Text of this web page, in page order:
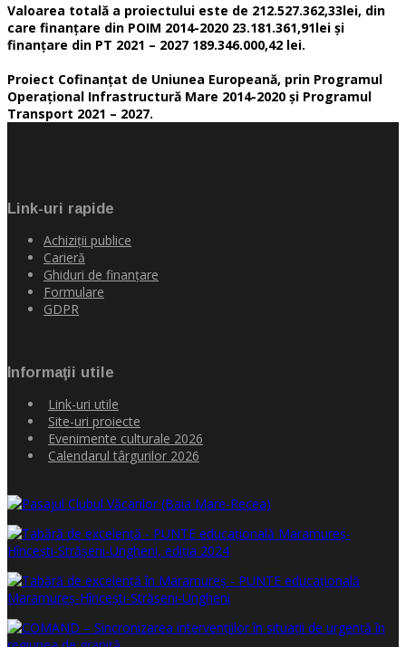
Valoarea totală a proiectului este de 212.527.362,33lei, din
care finanțare din POIM 2014-2020 23.181.361,91lei și
finanțare din PT 2021 – 2027 189.346.000,42 lei.
Proiect Cofinanțat de Uniunea Europeană, prin Programul
Operațional Infrastructură Mare 2014-2020 și Programul
Transport 2021 – 2027.
Link-uri rapide
Achiziţii publice
Carieră
Ghiduri de finanţare
Formulare
GDPR
Informaţii utile
Link-uri utile
Site-uri proiecte
Evenimente culturale 2026
Calendarul târgurilor 2026